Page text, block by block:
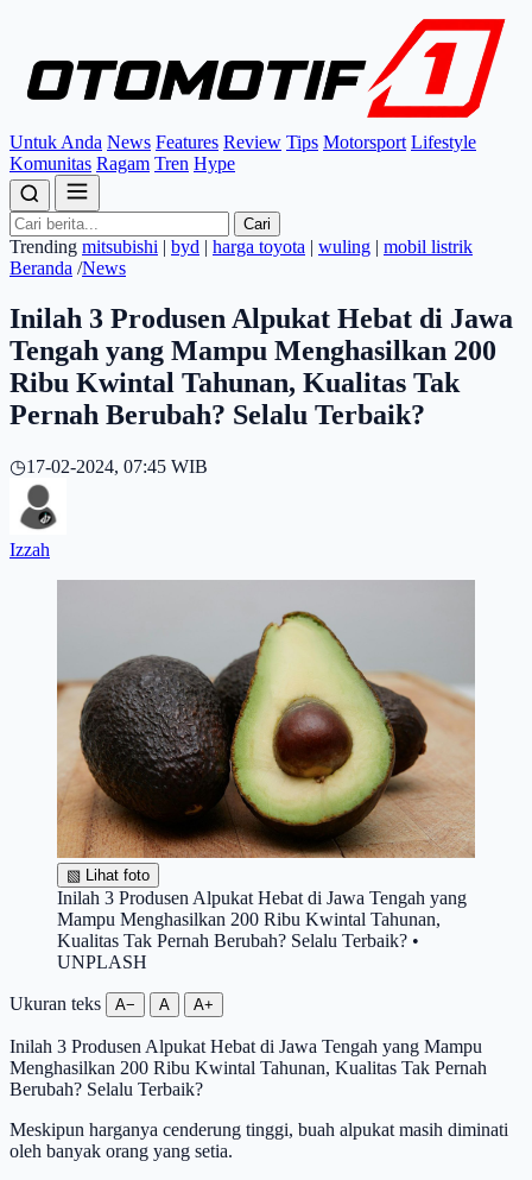
Untuk Anda News Features Review Tips Motorsport Lifestyle
Komunitas Ragam Tren Hype
Cari
Trending mitsubishi | byd | harga toyota | wuling | mobil listrik
Beranda /News
Inilah 3 Produsen Alpukat Hebat di Jawa
Tengah yang Mampu Menghasilkan 200
Ribu Kwintal Tahunan, Kualitas Tak
Pernah Berubah? Selalu Terbaik?
◷17-02-2024, 07:45 WIB
Izzah
▧ Lihat foto
Inilah 3 Produsen Alpukat Hebat di Jawa Tengah yang
Mampu Menghasilkan 200 Ribu Kwintal Tahunan,
Kualitas Tak Pernah Berubah? Selalu Terbaik? •
UNPLASH
Ukuran teks A− A A+
Inilah 3 Produsen Alpukat Hebat di Jawa Tengah yang Mampu
Menghasilkan 200 Ribu Kwintal Tahunan, Kualitas Tak Pernah
Berubah? Selalu Terbaik?
Meskipun harganya cenderung tinggi, buah alpukat masih diminati
oleh banyak orang yang setia.